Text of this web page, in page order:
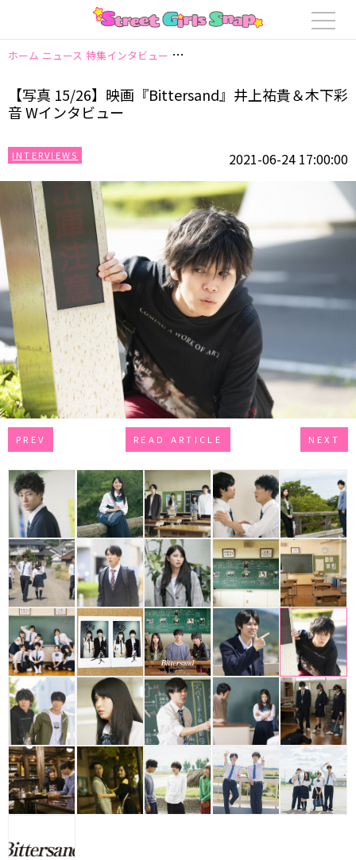
ホーム ニュース 特集インタビュー 【写真 15/26】映画『Bittersand』井
【写真 15/26】映画『Bittersand』井上祐貴＆木下彩
音 Wインタビュー
INTERVIEWS 2021-06-24 17:00:00
PREV READ ARTICLE NEXT